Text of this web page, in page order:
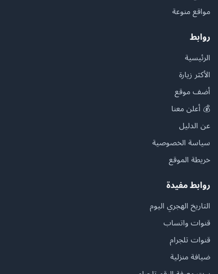
مواقع منوعة
روابط
الرئيسية
الأكثر زيارة
أضف موقع
💰 أعلن معنا
عن الدليل
سياسة الخصوصية
خريطة الموقع
روابط مفيدة
التاريخ الهجري اليوم
قنوات واتساب
قنوات تلجرام
ضيافة منزلية